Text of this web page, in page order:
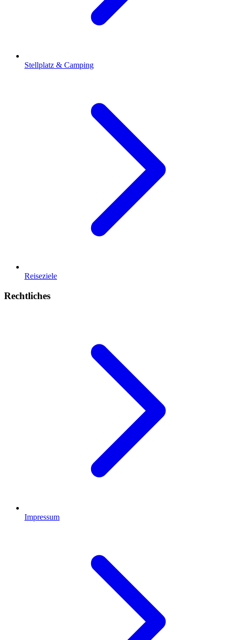
Stellplatz & Camping
Reiseziele
Rechtliches
Impressum